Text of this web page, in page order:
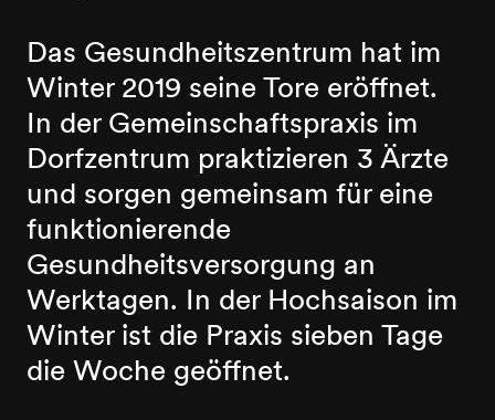
Das Gesundheitszentrum hat im
Winter 2019 seine Tore eröffnet.
In der Gemeinschaftspraxis im
Dorfzentrum praktizieren 3 Ärzte
und sorgen gemeinsam für eine
funktionierende
Gesundheitsversorgung an
Werktagen. In der Hochsaison im
Winter ist die Praxis sieben Tage
die Woche geöffnet.